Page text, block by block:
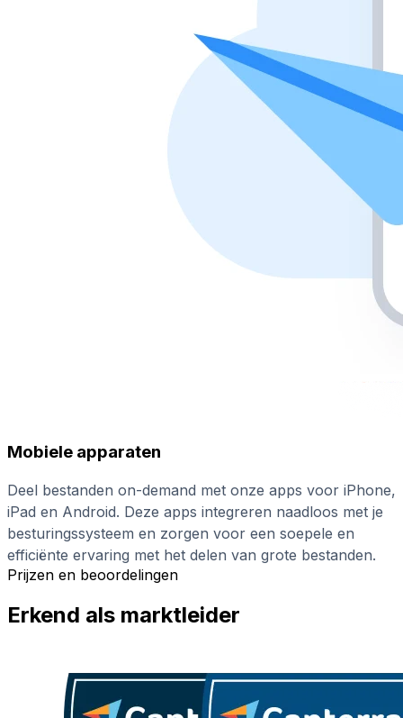
Mobiele apparaten
Deel bestanden on-demand met onze apps voor iPhone,
iPad en Android. Deze apps integreren naadloos met je
besturingssysteem en zorgen voor een soepele en
efficiënte ervaring met het delen van grote bestanden.
Prijzen en beoordelingen
Erkend als marktleider